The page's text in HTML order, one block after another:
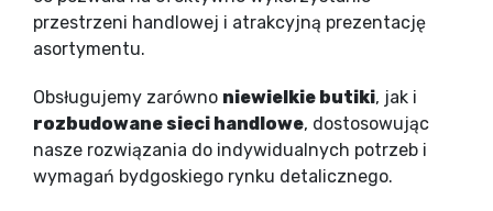
przestrzeni handlowej i atrakcyjną prezentację
asortymentu.
Obsługujemy zarówno niewielkie butiki, jak i
rozbudowane sieci handlowe, dostosowując
nasze rozwiązania do indywidualnych potrzeb i
wymagań bydgoskiego rynku detalicznego.